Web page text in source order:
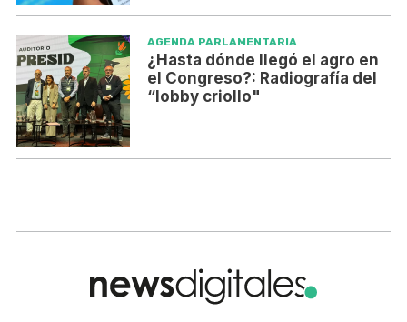
AGENDA PARLAMENTARIA
¿Hasta dónde llegó el agro en
el Congreso?: Radiografía del
“lobby criollo"